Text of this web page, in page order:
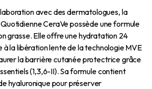
avec des dermatologues, la
CeraVe possède une formule
grasse. Elle offre une hydratation 24
à la libération lente de la technologie MVE
la barrière cutanée protectrice grâce
(1,3,6-II). Sa formule contient
hyaluronique pour préserver